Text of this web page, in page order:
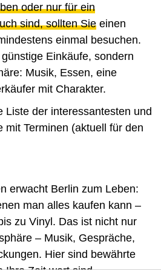
oder nur für ein
sind, sollten Sie einen
einmal besuchen.
Einkäufe, sondern
Musik, Essen, eine
mit Charakter.
Liste der interessantesten und
mit Terminen (aktuell für den
erwacht Berlin zum Leben:
man alles kaufen kann –
zu Vinyl. Das ist nicht nur
– Musik, Gespräche,
Hier sind bewährte